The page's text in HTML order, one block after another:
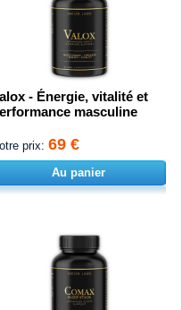
- Énergie, vitalité et
masculine
prix: 69 €
Au panier